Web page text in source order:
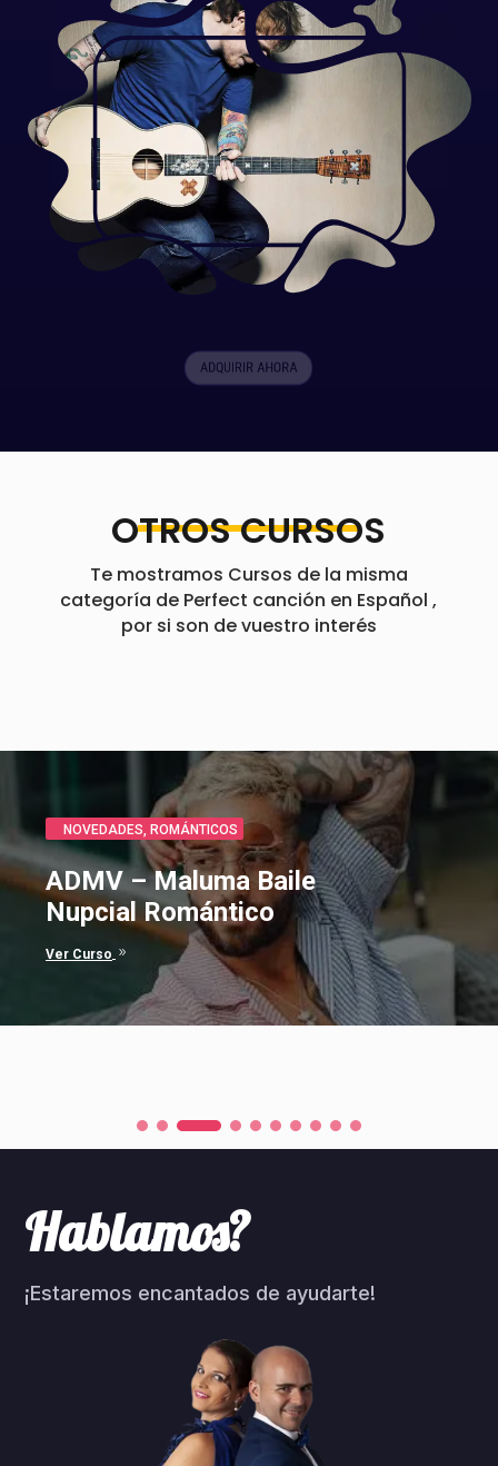
ADQUIRIR AHORA
OTROS CURSOS
Te mostramos Cursos de la misma
categoría de Perfect canción en Español ,
por si son de vuestro interés
CLÁSICOS ,ROMÁNTICOS
Bella y Bestia canción en
Español
Ver Curso 9
Hablamos?
¡Estaremos encantados de ayudarte!